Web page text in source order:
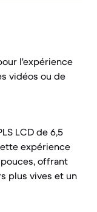
l'expérience
vidéos ou de
LCD de 6,5
expérience
pouces, offrant
plus vives et un